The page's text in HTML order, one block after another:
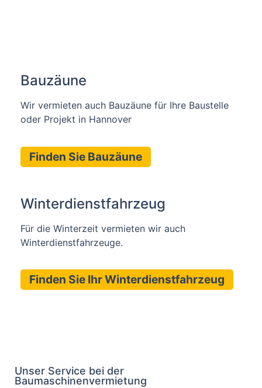
Bauzäune
Wir vermieten auch Bauzäune für Ihre Baustelle
oder Projekt in Hannover
Finden Sie Bauzäune
Winterdienstfahrzeug
Für die Winterzeit vermieten wir auch
Winterdienstfahrzeuge.
Finden Sie Ihr Winterdienstfahrzeug
Unser Service bei der
Baumaschinenvermietung